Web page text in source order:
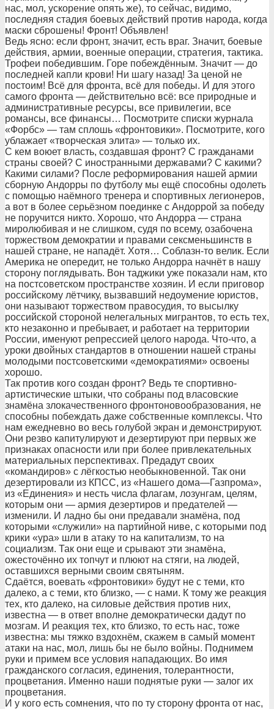
нас, мол, ускорение опять же), то сейчас, видимо,
последняя стадия боевых действий против народа, когда
маски сброшены! Фронт! Объявлен!
Ведь ясно: если фронт, значит, есть враг. Значит, боевые
действия, армии, военные операции, стратегия, тактика.
Трофеи победившим. Горе побеждённым. Значит — до
последней капли крови! Ни шагу назад! За ценой не
постоим! Всё для фронта, всё для победы. И для этого
самого фронта — действительно всё: все природные и
административные ресурсы, все привилегии, все
романсы, все финансы… Посмотрите списки журнала
«Форбс» — там сплошь «фронтовики». Посмотрите, кого
ублажает «творческая элита» — только их.
С кем воюет власть, создавшая фронт? С гражданами
страны своей? С иностранными державами? С какими?
Какими силами? После реформирования нашей армии
сборную Андорры по футболу мы ещё способны одолеть
с помощью наёмного тренера и спортивных легионеров,
а вот в более серьёзном поединке с Андоррой за победу
не поручится никто. Хорошо, что Андорра — страна
миролюбивая и не слишком, судя по всему, озабочена
торжеством демократии и правами сексменьшинств в
нашей стране, не нападёт. Хотя… Соблазн-то велик. Если
Америка не опередит, не только Андорра начнёт в нашу
сторону поглядывать. Вон таджики уже показали нам, кто
на постсоветском пространстве хозяин. И если приговор
российскому лётчику, вызвавший недоумение юристов,
они называют торжеством правосудия, то высылку
российской стороной нелегальных мигрантов, то есть тех,
кто незаконно и пребывает, и работает на территории
России, именуют репрессией целого народа. Что-что, а
уроки двойных стандартов в отношении нашей страны
молодыми постсоветскими «демократиями» освоены
хорошо.
Так против кого создан фронт? Ведь те спортивно-
артистические штыки, что собраны под власовские
знамёна злокачественного фронтоновообразования, не
способны побеждать даже собственные комплексы. Что
нам ежедневно во весь голубой экран и демонстрируют.
Они резво капитулируют и дезертируют при первых же
признаках опасности или при более привлекательных
материальных перспективах. Предадут своих
«командиров» с лёгкостью необыкновенной. Так они
дезертировали из КПСС, из «Нашего дома—Газпрома»,
из «Единения» и несть числа флагам, лозунгам, целям,
которым они — армия дезертиров и предателей —
изменили. И ладно бы они предавали знамёна, под
которыми «служили» на партийной ниве, с которыми под
крики «ура» шли в атаку то на капитализм, то на
социализм. Так они еще и срывают эти знамёна,
ожесточённо их топчут и плюют на стяги, на людей,
оставшихся верными своим святыням.
Сдаётся, воевать «фронтовики» будут не с теми, кто
далеко, а с теми, кто близко, — с нами. К тому же реакция
тех, кто далеко, на силовые действия против них,
известна — в ответ вполне демократически дадут по
мозгам. И реакция тех, кто близко, то есть нас, тоже
известна: мы тяжко вздохнём, скажем в самый момент
атаки на нас, мол, лишь бы не было войны. Поднимем
руки и примем все условия нападающих. Во имя
гражданского согласия, единения, толерантности,
процветания. Именно наши поднятые руки — залог их
процветания.
И у кого есть сомнения, что по ту сторону фронта от нас,